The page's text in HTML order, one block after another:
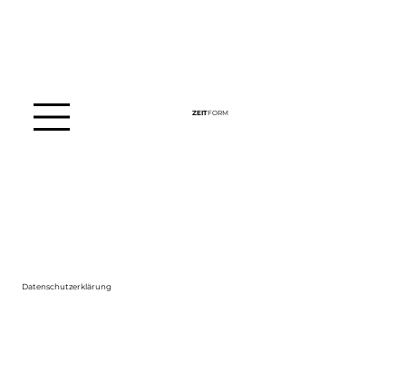
ZEITFORM
Datenschutzerklärung